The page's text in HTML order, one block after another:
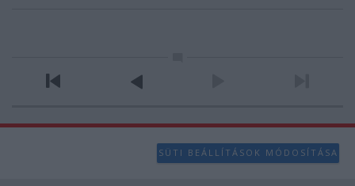
SÜTI BEÁLLÍTÁSOK MÓDOSÍTÁSA